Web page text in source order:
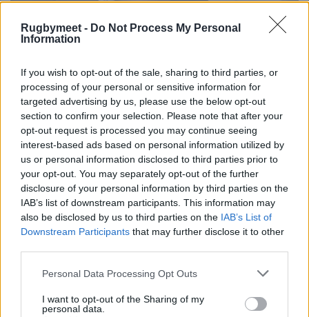
Rugbymeet - Do Not Process My Personal
Information
If you wish to opt-out of the sale, sharing to third parties, or
processing of your personal or sensitive information for
targeted advertising by us, please use the below opt-out
section to confirm your selection. Please note that after your
opt-out request is processed you may continue seeing
interest-based ads based on personal information utilized by
us or personal information disclosed to third parties prior to
your opt-out. You may separately opt-out of the further
disclosure of your personal information by third parties on the
IAB’s list of downstream participants. This information may
also be disclosed by us to third parties on the IAB’s List of
Downstream Participants that may further disclose it to other
Personal Data Processing Opt Outs
I want to opt-out of the Sharing of my
personal data.